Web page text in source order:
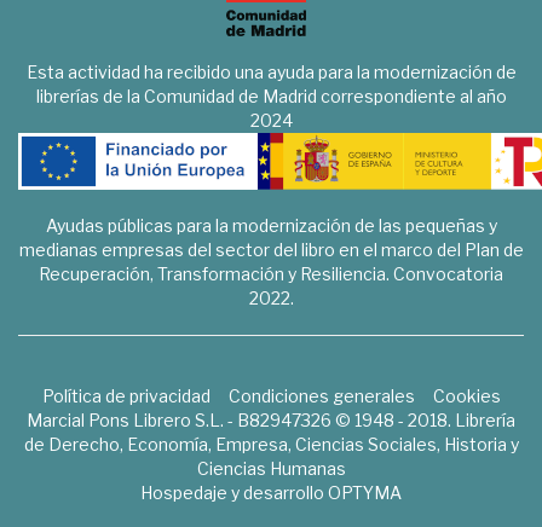
Esta actividad ha recibido una ayuda para la modernización de
librerías de la Comunidad de Madrid correspondiente al año
2024
Ayudas públicas para la modernización de las pequeñas y
medianas empresas del sector del libro en el marco del Plan de
Recuperación, Transformación y Resiliencia. Convocatoria
2022.
Política de privacidad Condiciones generales
Cookies
Marcial Pons Librero S.L. - B82947326 © 1948 - 2018. Librería
de Derecho, Economía, Empresa, Ciencias Sociales, Historia y
Ciencias Humanas
Hospedaje y desarrollo OPTYMA